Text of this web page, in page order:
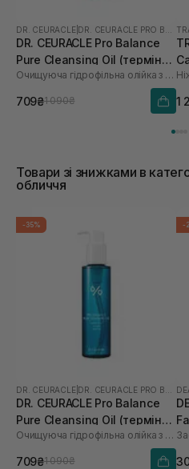
DR. CEURACLE| DR. CEURACLE PRO BALANCE
DR. CEURACLE Pro Balance
Pure Cleansing Oil (термін
до 01.27р.) 155 мл
Очищуюча гідрофільна олійка з пробіотиками
709₴1 090₴ 1
Товари зі знижками в
обличчя
-35%
DR. CEURACLE
DR. CEURACLE Pro Balance
Pure Cleansing Oil (термін
до 01.27р.) 155 мл
Очищуюча гідрофільна олійка з пробіотиками
709₴1 090₴
-